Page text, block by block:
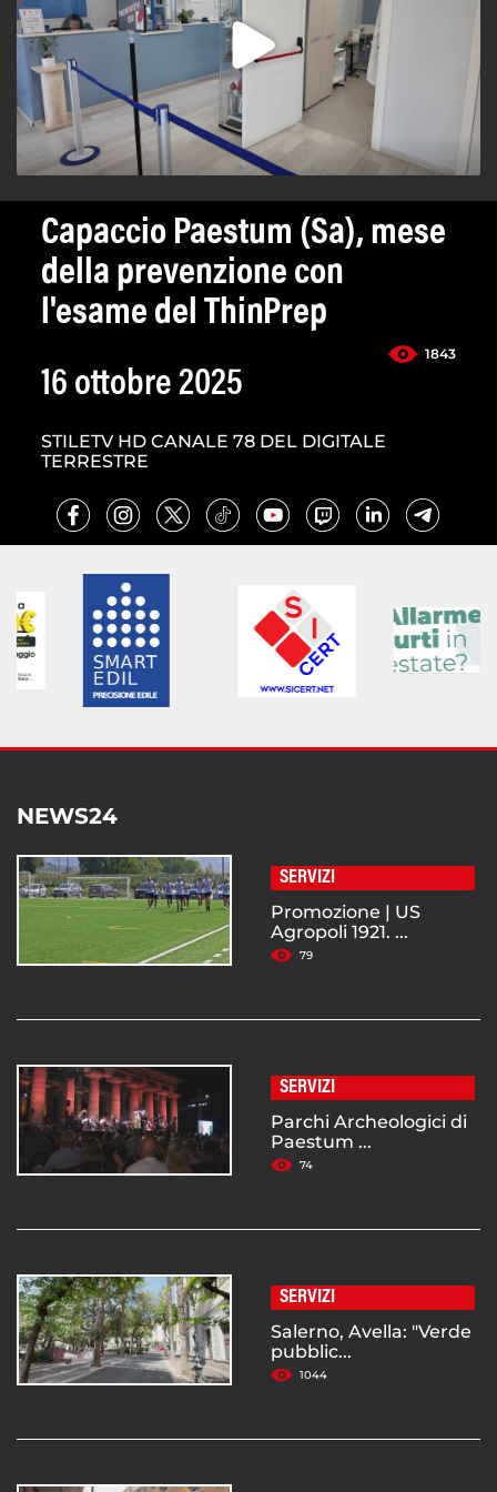
Capaccio Paestum (Sa), mese
della prevenzione con
l'esame del ThinPrep
1843
16 ottobre 2025
STILETV HD CANALE 78 DEL DIGITALE
TERRESTRE
NEWS24
SERVIZI
Promozione | US
Agropoli 1921. ...
79
SERVIZI
Parchi Archeologici di
Paestum ...
74
SERVIZI
Salerno, Avella: "Verde
pubblic...
1044